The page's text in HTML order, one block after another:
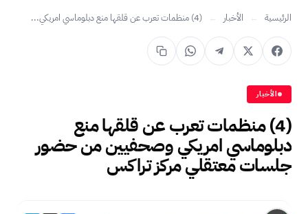
الرئيسية ← الأخبار ← (4) منظمات تعرب عن قلقها منع دبلوماسي امريكي...
الأخبار
(4) منظمات تعرب عن قلقها منع
دبلوماسي امريكي وصحفيين من حضور
جلسات معتقلي مركز تراكس